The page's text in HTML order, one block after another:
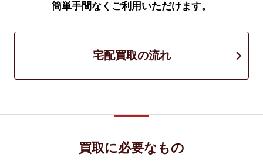
簡単手間なくご利用いただけます。
宅配買取の流れ
買取に必要なもの